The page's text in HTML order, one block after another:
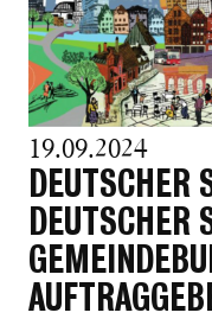
19.09.2024
DEUTSCHER
DEUTSCHER